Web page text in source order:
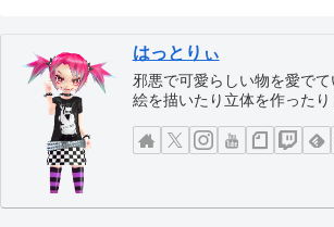
はっとりぃ
邪悪で可愛らしい物を愛でて
絵を描いたり立体を作ったり